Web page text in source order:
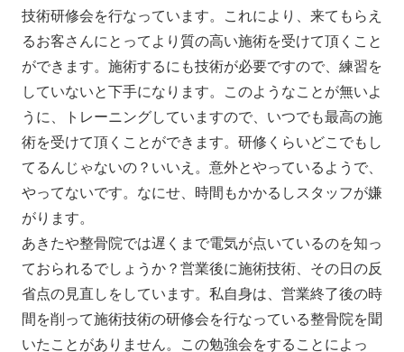
技術研修会を行なっています。これにより、来てもらえ
るお客さんにとってより質の高い施術を受けて頂くこと
ができます。施術するにも技術が必要ですので、練習を
していないと下手になります。このようなことが無いよ
うに、トレーニングしていますので、いつでも最高の施
術を受けて頂くことができます。研修くらいどこでもし
てるんじゃないの？いいえ。意外とやっているようで、
やってないです。なにせ、時間もかかるしスタッフが嫌
がります。
あきたや整骨院では遅くまで電気が点いているのを知っ
ておられるでしょうか？営業後に施術技術、その日の反
省点の見直しをしています。私自身は、営業終了後の時
間を削って施術技術の研修会を行なっている整骨院を聞
いたことがありません。この勉強会をすることによっ